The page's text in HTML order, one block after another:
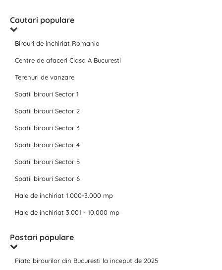
Cautari populare
Birouri de inchiriat Romania
Centre de afaceri Clasa A Bucuresti
Terenuri de vanzare
Spatii birouri Sector 1
Spatii birouri Sector 2
Spatii birouri Sector 3
Spatii birouri Sector 4
Spatii birouri Sector 5
Spatii birouri Sector 6
Hale de inchiriat 1.000-3.000 mp
Hale de inchiriat 3.001 - 10.000 mp
Postari populare
Piata birourilor din Bucuresti la inceput de 2025